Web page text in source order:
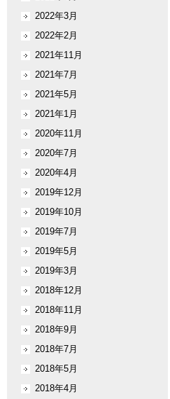
2022年3月
2022年2月
2021年11月
2021年7月
2021年5月
2021年1月
2020年11月
2020年7月
2020年4月
2019年12月
2019年10月
2019年7月
2019年5月
2019年3月
2018年12月
2018年11月
2018年9月
2018年7月
2018年5月
2018年4月